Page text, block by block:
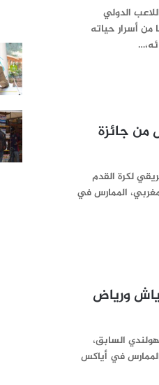
الدولي
أسرار حياته
جائزة
لكرة القدم
الممارس في
ورياض
السابق،
في أياكس